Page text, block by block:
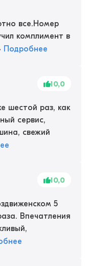
все.Номер
комплимент в
Подробнее
10,0
шестой раз, как
сервис,
свежий
10,0
5
Впечатления